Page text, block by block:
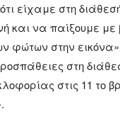
είχαμε στη
να παίξουμε με
στην
στη
στις 11 το